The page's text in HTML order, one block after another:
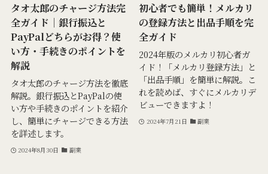
タオ太郎のチャージ方法完
全ガイド｜銀行振込と
PayPalどちらがお得？使
い方・手続きのポイントを
解説
タオ太郎のチャージ方法を徹底
解説。銀行振込とPayPalの使
い方や手続きのポイントを紹介
し、簡単にチャージできる方法
を詳述します。
2024年8月30日 副業
初心者でも簡単！メルカリ
の登録方法と出品手順を完
全ガイド
2024年版のメルカリ初心者ガ
イド！「メルカリ登録方法」と
「出品手順」を簡単に解説。こ
れを読めば、すぐにメルカリデ
ビューできますよ！
2024年7月21日 副業